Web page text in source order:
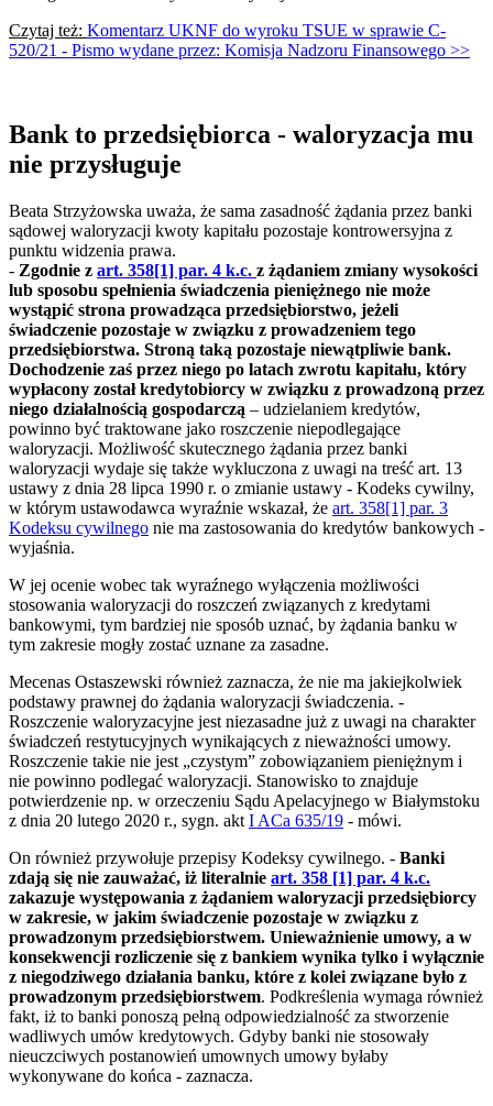
Czytaj też: Komentarz UKNF do wyroku TSUE w sprawie C-
520/21 - Pismo wydane przez: Komisja Nadzoru Finansowego >>
Bank to przedsiębiorca - waloryzacja mu
nie przysługuje
Beata Strzyżowska uważa, że sama zasadność żądania przez banki
sądowej waloryzacji kwoty kapitału pozostaje kontrowersyjna z
punktu widzenia prawa.
- Zgodnie z art. 358[1] par. 4 k.c. z żądaniem zmiany wysokości
lub sposobu spełnienia świadczenia pieniężnego nie może
wystąpić strona prowadząca przedsiębiorstwo, jeżeli
świadczenie pozostaje w związku z prowadzeniem tego
przedsiębiorstwa. Stroną taką pozostaje niewątpliwie bank.
Dochodzenie zaś przez niego po latach zwrotu kapitału, który
wypłacony został kredytobiorcy w związku z prowadzoną przez
niego działalnością gospodarczą – udzielaniem kredytów,
powinno być traktowane jako roszczenie niepodlegające
waloryzacji. Możliwość skutecznego żądania przez banki
waloryzacji wydaje się także wykluczona z uwagi na treść art. 13
ustawy z dnia 28 lipca 1990 r. o zmianie ustawy - Kodeks cywilny,
w którym ustawodawca wyraźnie wskazał, że art. 358[1] par. 3
Kodeksu cywilnego nie ma zastosowania do kredytów bankowych -
wyjaśnia.
W jej ocenie wobec tak wyraźnego wyłączenia możliwości
stosowania waloryzacji do roszczeń związanych z kredytami
bankowymi, tym bardziej nie sposób uznać, by żądania banku w
tym zakresie mogły zostać uznane za zasadne.
Mecenas Ostaszewski również zaznacza, że nie ma jakiejkolwiek
podstawy prawnej do żądania waloryzacji świadczenia. -
Roszczenie waloryzacyjne jest niezasadne już z uwagi na charakter
świadczeń restytucyjnych wynikających z nieważności umowy.
Roszczenie takie nie jest „czystym” zobowiązaniem pieniężnym i
nie powinno podlegać waloryzacji. Stanowisko to znajduje
potwierdzenie np. w orzeczeniu Sądu Apelacyjnego w Białymstoku
z dnia 20 lutego 2020 r., sygn. akt I ACa 635/19 - mówi.
On również przywołuje przepisy Kodeksy cywilnego. - Banki
zdają się nie zauważać, iż literalnie art. 358 [1] par. 4 k.c.
zakazuje występowania z żądaniem waloryzacji przedsiębiorcy
w zakresie, w jakim świadczenie pozostaje w związku z
prowadzonym przedsiębiorstwem. Unieważnienie umowy, a w
konsekwencji rozliczenie się z bankiem wynika tylko i wyłącznie
z niegodziwego działania banku, które z kolei związane było z
prowadzonym przedsiębiorstwem. Podkreślenia wymaga również
fakt, iż to banki ponoszą pełną odpowiedzialność za stworzenie
wadliwych umów kredytowych. Gdyby banki nie stosowały
nieuczciwych postanowień umownych umowy byłaby
wykonywane do końca - zaznacza.